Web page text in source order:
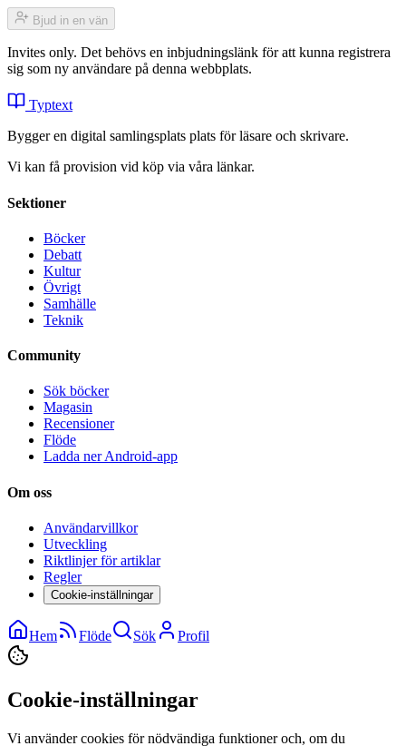
Bjud in en vän
Invites only. Det behövs en inbjudningslänk för att kunna registrera
sig som ny användare på denna webbplats.
Typtext
Bygger en digital samlingsplats plats för läsare och skrivare.
Vi kan få provision vid köp via våra länkar.
Sektioner
Böcker
Debatt
Kultur
Övrigt
Samhälle
Teknik
Community
Sök böcker
Magasin
Recensioner
Flöde
Ladda ner Android-app
Om oss
Användarvillkor
Utveckling
Riktlinjer för artiklar
Regler
Cookie-inställningar
Hem Flöde Sök Profil
Cookie-inställningar
Vi använder cookies för nödvändiga funktioner och, om du